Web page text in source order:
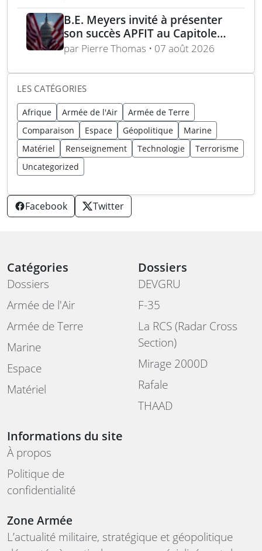
B.E. Meyers invité à présenter
son succès APFIT au Capitole
devant le Congrès et le
Pentagone
par Pierre Thomas • 07 août 2026
LES CATÉGORIES
Afrique Armée de l'Air
Armée de Terre
Comparaison
Espace Géopolitique
Marine
Matériel
Renseignement Technologie
Terrorisme
Uncategorized
Facebook Twitter
Catégories
Dossiers
Armée de l'Air
Armée de Terre
Marine
Espace
Matériel
Dossiers
DEVGRU
F-35
La RCS (Radar Cross
Section)
Mirage 2000D
Rafale
THAAD
Informations du site
À propos
Politique de
confidentialité
Zone Armée
L’actualité militaire, stratégique et géopolitique